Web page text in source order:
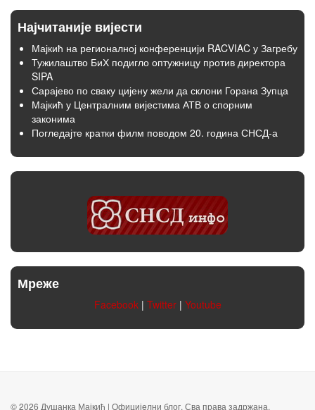
Најчитаније вијести
Мајкић на регионалној конференцији RACVIAC у Загребу
Тужилаштво БиХ подигло оптужницу против директора
SIPA
Сарајево по сваку цијену жели да склони Горана Зупца
Мајкић у Централним вијестима АТВ о спорним
законима
Погледајте кратки филм поводом 20. година СНСД-а
Мреже
Facebook| Twitter| Youtube
© 2026 Душанка Мајкић | Официјeлни блог. Сва права задржана.